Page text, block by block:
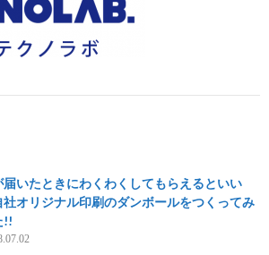
届いたときにわくわくしてもらえるといい
社オリジナル印刷のダンボールをつくってみ
!!